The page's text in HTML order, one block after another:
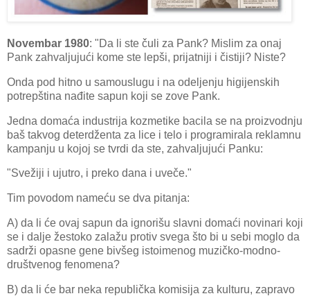
Novembar 1980: "Da li ste čuli za Pank? Mislim za onaj
Pank zahvaljujući kome ste lepši, prijatniji i čistiji? Niste?
Onda pod hitno u samouslugu i na odeljenju higijenskih
potrepština nađite sapun koji se zove Pank.
Jedna domaća industrija kozmetike bacila se na proizvodnju
baš takvog deterdženta za lice i telo i programirala reklamnu
kampanju u kojoj se tvrdi da ste, zahvaljujući Panku:
"Svežiji i ujutro, i preko dana i uveče."
Tim povodom nameću se dva pitanja:
A) da li će ovaj sapun da ignorišu slavni domaći novinari koji
se i dalje žestoko zalažu protiv svega što bi u sebi moglo da
sadrži opasne gene bivšeg istoimenog muzičko-modno-
društvenog fenomena?
B) da li će bar neka republička komisija za kulturu, zapravo